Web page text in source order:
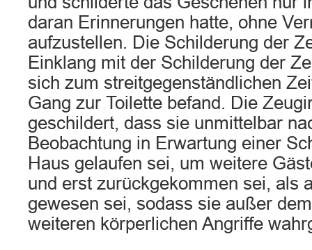
daran Erinnerungen hatte, ohne
aufzustellen. Die Schilderung der
Einklang mit der Schilderung der
sich zum streitgegenständlichen
Gang zur Toilette befand. Die
geschildert, dass sie unmittelbar
Beobachtung in Erwartung einer
Haus gelaufen sei, um weitere
und erst zurückgekommen sei, als
gewesen sei, sodass sie außer
weiteren körperlichen Angriffe